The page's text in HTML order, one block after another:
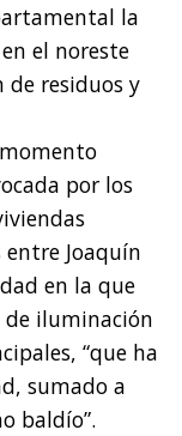
la
el noreste
residuos y
por los
Joaquín
en la que
de iluminación
“que ha
sumado a
baldío”.